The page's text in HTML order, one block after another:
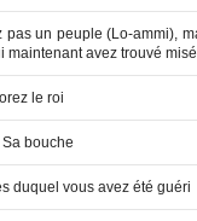
pas un peuple (Lo-ammi),
maintenant avez trouvé
le roi
bouche
duquel vous avez été guéri